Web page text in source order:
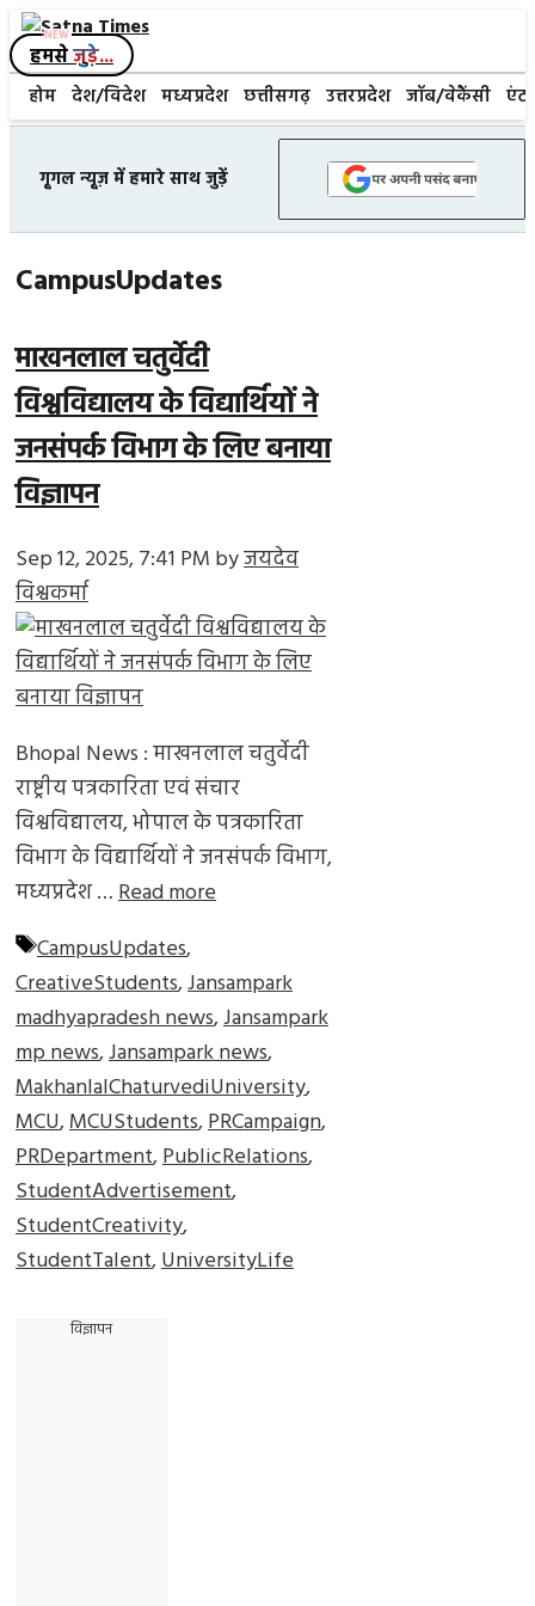
Skip
to
content
हमसेजुड़े...
होम देश/विदेश मध्यप्रदेश छत्तीसगढ़ उत्तरप्रदेश जॉब/वेकैंसी
गूगल न्यूज़ में हमारे साथ जुड़ें
CampusUpdates
माखनलाल चतुर्वेदी
विश्वविद्यालय के विद्यार्थियों ने
जनसंपर्क विभाग के लिए बनाया
विज्ञापन
Sep 12, 2025, 7:41 PM byजयदेव
विश्वकर्मा
Bhopal News : माखनलाल चतुर्वेदी
राष्ट्रीय पत्रकारिता एवं संचार
विश्वविद्यालय, भोपाल के पत्रकारिता
विभाग के विद्यार्थियों ने जनसंपर्क विभाग,
मध्यप्रदेश …Read more
Tags
CampusUpdates,
CreativeStudents,Jansampark
madhyapradesh news,Jansampark
mp news,Jansampark news,
MakhanlalChaturvediUniversity,
MCU,MCUStudents,PRCampaign,
PRDepartment,PublicRelations,
StudentAdvertisement,
StudentCreativity,
StudentTalent,UniversityLife
विज्ञापन